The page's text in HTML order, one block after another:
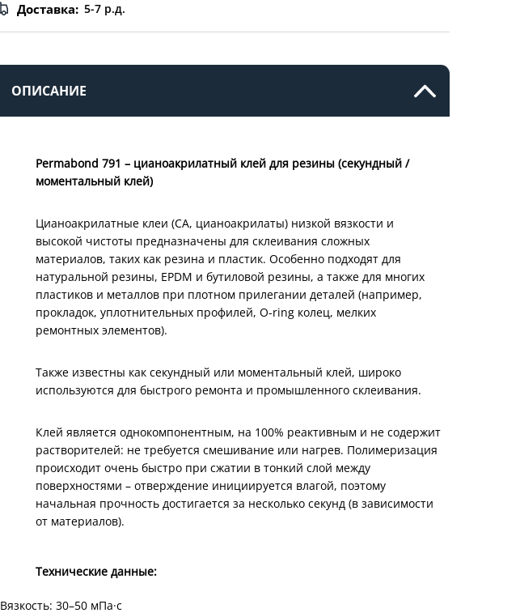
Доставка: 5-7 р.д.
ОПИСАНИЕ
Permabond 791 – цианоакрилатный клей для резины (секундный /
моментальный клей)
Цианоакрилатные клеи (CA, цианоакрилаты) низкой вязкости и
высокой чистоты предназначены для склеивания сложных
материалов, таких как резина и пластик. Особенно подходят для
натуральной резины, EPDM и бутиловой резины, а также для многих
пластиков и металлов при плотном прилегании деталей (например,
прокладок, уплотнительных профилей, O-ring колец, мелких
ремонтных элементов).
Также известны как секундный или моментальный клей, широко
используются для быстрого ремонта и промышленного склеивания.
Клей является однокомпонентным, на 100% реактивным и не содержит
растворителей: не требуется смешивание или нагрев. Полимеризация
происходит очень быстро при сжатии в тонкий слой между
поверхностями – отверждение инициируется влагой, поэтому
начальная прочность достигается за несколько секунд (в зависимости
от материалов).
Технические данные:
Вязкость: 30–50 мПа·с